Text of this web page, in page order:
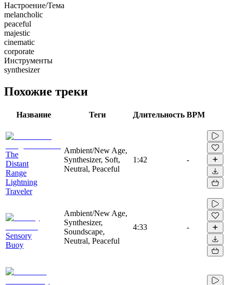
Настроение/Тема
melancholic
peaceful
majestic
cinematic
corporate
Инструменты
synthesizer
Похожие треки
Название Теги Длительность BPM
The
Distant
Range
Lightning
Traveler
Ambient/New Age,
Synthesizer, Soft,
Neutral, Peaceful
1:42 -
Sensory
Buoy
Ambient/New Age,
Synthesizer,
Soundscape,
Neutral, Peaceful
4:33 -